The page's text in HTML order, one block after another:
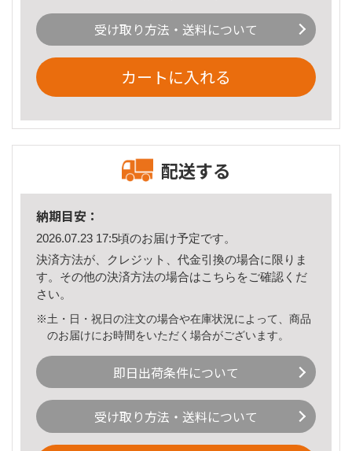
受け取り方法・送料について
カートに入れる
配送する
納期目安：
2026.07.23 17:5頃のお届け予定です。
決済方法が、クレジット、代金引換の場合に限りま
す。その他の決済方法の場合はこちら をご確認くだ
さい。
※土・日・祝日の注文の場合や在庫状況によって、商品
のお届けにお時間をいただく場合がございます。
即日出荷条件について
受け取り方法・送料について